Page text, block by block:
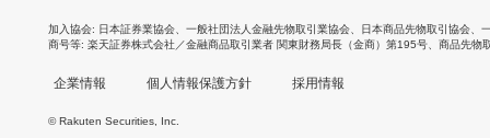
加入協会 日本証券業協会 一般社団法人金融先物取引業協会 日本商品先物取引協会
商号等 楽天証券株式会社／金融商品取引業者 関東財務局長（金商）第195号、商品先物
企業情報 個人情報保護方針 採用情報
© Rakuten Securities, Inc.